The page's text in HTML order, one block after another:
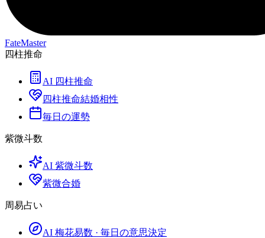
FateMaster
四柱推命
AI 四柱推命
四柱推命結婚相性
毎日の運勢
紫微斗数
AI 紫微斗数
紫微合婚
周易占い
AI 梅花易数 · 毎日の意思決定